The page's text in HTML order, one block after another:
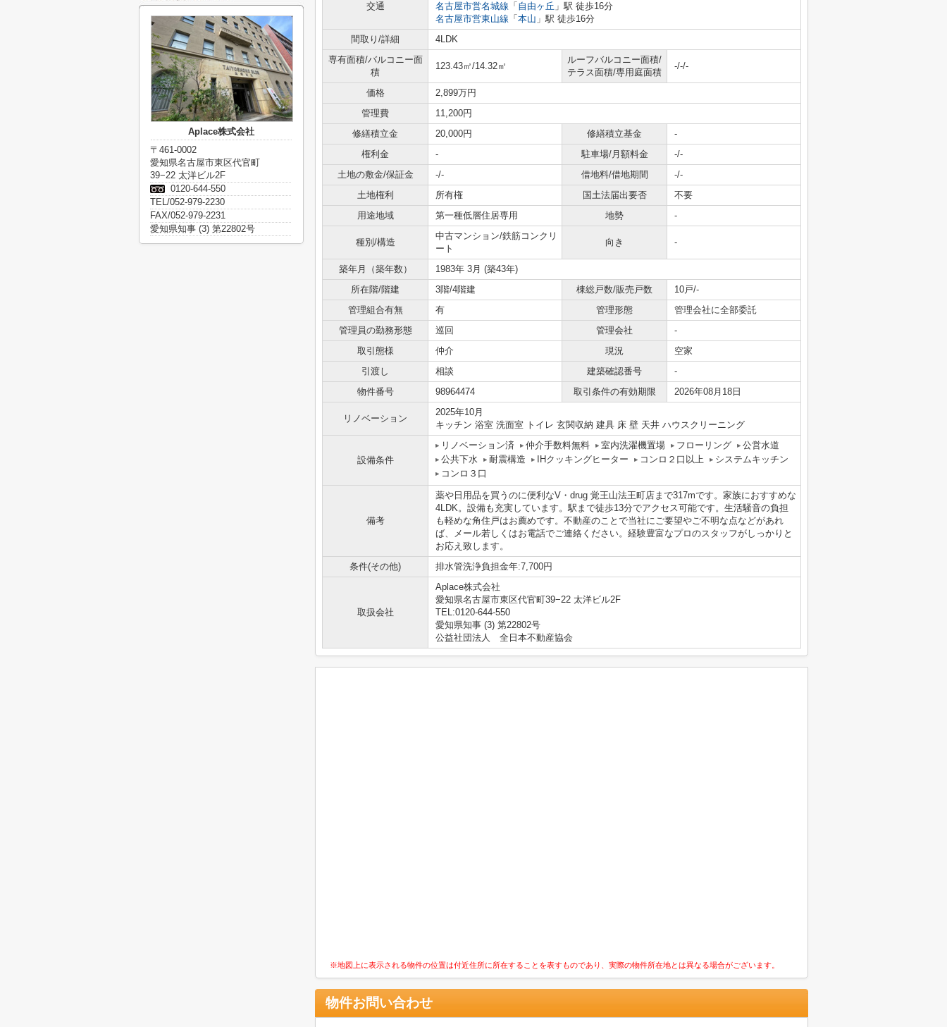
交通
名古屋市営名城線 「 自由ヶ丘 」駅 徒歩16分
名古屋市営東山線 「 本山 」駅 徒歩16分
間取り/詳細
4LDK
専有面積/バルコニー面
積
123.43㎡/14.32㎡
ルーフバルコニー面積/
テラス面積/専用庭面積
-/-/-
価格
2,899万円
管理費
11,200円
修繕積立金
20,000円 修繕積立基金
-
権利金
- 駐車場/月額料金
-/-
土地の敷金/保証金
-/- 借地料/借地期間
-/-
土地権利
所有権 国土法届出要否
不要
用途地域
第一種低層住居専用 地勢 -
種別/構造
中古マンション/鉄筋コンクリ
ート
向き -
築年月（築年数）
1983年 3月 (築43年)
所在階/階建
3階/4階建 棟総戸数/販売戸数
10戸/-
管理組合有無
有 管理形態
管理会社に全部委託
管理員の勤務形態
巡回 管理会社
-
取引態様
仲介 現況
空家
引渡し
相談 建築確認番号
-
物件番号
98964474 取引条件の有効期限 2026年08月18日
リノベーション
2025年10月
キッチン 浴室 洗面室 トイレ 玄関収納 建具 床 壁 天井 ハウスクリーニング
設備条件
リノベーション済 仲介手数料無料 室内洗濯機置場 フローリング
公営水道
公共下水
耐震構造 IHクッキングヒーター コンロ２口以上
システムキッチン
コンロ３口
備考
薬や日用品を買うのに便利なV・drug 覚王山法王町店まで317mです。家族におすすめな
4LDK。設備も充実しています。駅まで徒歩13分でアクセス可能です。生活騒音の負担
も軽めな角住戸はお薦めです。不動産のことで当社にご要望やご不明な点などがあれ
ば、メール若しくはお電話でご連絡ください。経験豊富なプロのスタッフがしっかりと
お応え致します。
条件(その他)
排水管洗浄負担金年:7,700円
取扱会社
Aplace株式会社
愛知県名古屋市東区代官町39−22 太洋ビル2F
TEL:0120-644-550
愛知県知事 (3) 第22802号
公益社団法人 全日本不動産協会
※地図上に表示される物件の位置は付近住所に所在することを表すものであり、実際の物件所在地とは異なる場合がございます。
物件お問い合わせ
Aplace株式会社
〒461-0002
愛知県名古屋市東区代官町
39−22 太洋ビル2F
0120-644-550
TEL/052-979-2230
FAX/052-979-2231
愛知県知事 (3) 第22802号